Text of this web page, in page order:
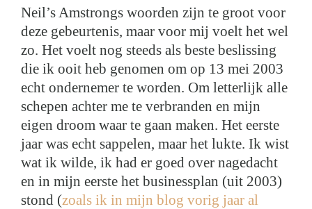
Neil’s Amstrongs woorden zijn te groot voor
deze gebeurtenis, maar voor mij voelt het wel
zo. Het voelt nog steeds als beste beslissing
die ik ooit heb genomen om op 13 mei 2003
echt ondernemer te worden. Om letterlijk alle
schepen achter me te verbranden en mijn
eigen droom waar te gaan maken. Het eerste
jaar was echt sappelen, maar het lukte. Ik wist
wat ik wilde, ik had er goed over nagedacht
en in mijn eerste het businessplan (uit 2003)
stond (zoals ik in mijn blog vorig jaar al